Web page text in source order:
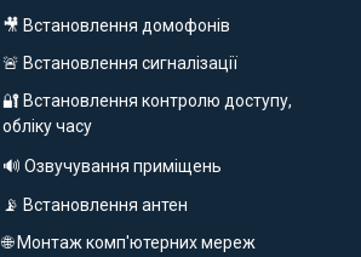
🎥 Встановлення домофонів
🚨 Встановлення сигналізації
🔐 Встановлення контролю доступу,
обліку часу
🔊 Озвучування приміщень
📡 Встановлення антен
🌐 Монтаж комп'ютерних мереж